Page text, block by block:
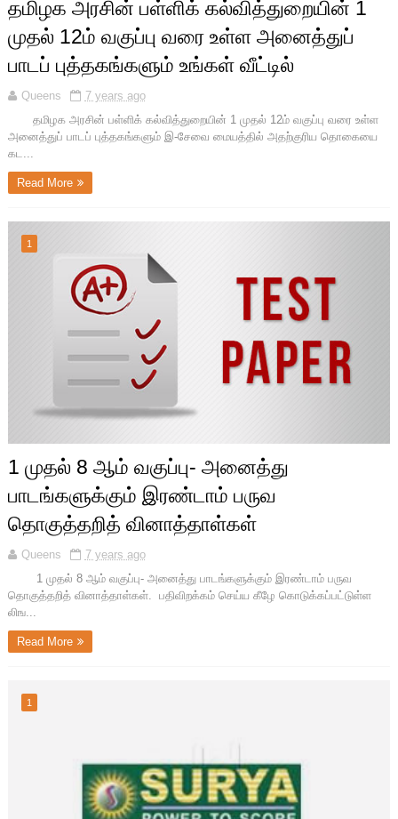
தமிழக அரசின் பள்ளிக் கல்வித்துறையின் 1
முதல் 12ம் வகுப்பு வரை உள்ள அனைத்துப்
பாடப் புத்தகங்களும் உங்கள் வீட்டில்
Queens
7 years ago
தமிழக அரசின் பள்ளிக் கல்வித்துறையின் 1 முதல் 12ம் வகுப்பு வரை உள்ள
அனைத்துப் பாடப் புத்தகங்களும் இ-சேவை மையத்தில் அதற்குரிய தொகையை
கட...
Read More
1
1 முதல் 8 ஆம் வகுப்பு- அனைத்து
பாடங்களுக்கும் இரண்டாம் பருவ
தொகுத்தறித் வினாத்தாள்கள்
Queens
7 years ago
1 முதல் 8 ஆம் வகுப்பு- அனைத்து பாடங்களுக்கும் இரண்டாம் பருவ
தொகுத்தறித் வினாத்தாள்கள். பதிவிறக்கம் செய்ய கீழே கொடுக்கப்பட்டுள்ள
லிங...
Read More
1